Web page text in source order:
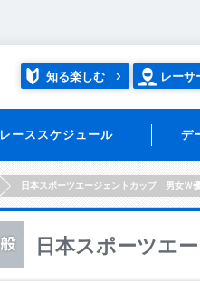
知る楽しむ レーサ
レーススケジュール デ
日本スポーツエージェントカップ 男女Ｗ
日本スポーツエ